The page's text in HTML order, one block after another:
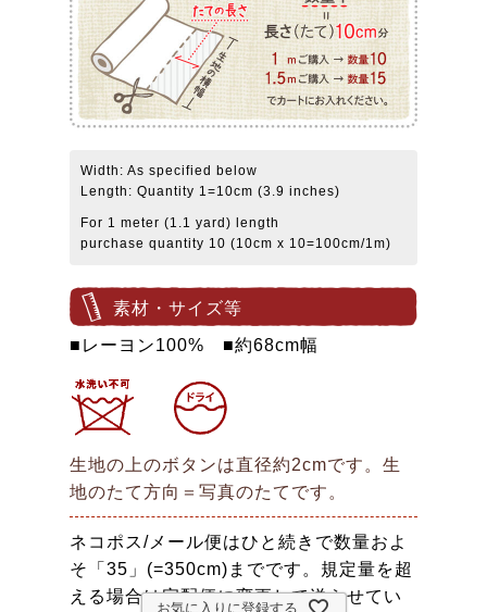
Width: As specified below
Length: Quantity 1=10cm (3.9 inches)
For 1 meter (1.1 yard) length
purchase quantity 10 (10cm x 10=100cm/1m)
素材・サイズ等
■レーヨン100% ■約68cm幅
生地の上のボタンは直径約2cmです。生
地のたて方向＝写真のたてです。
ネコポス/メール便はひと続きで数量およ
そ「35」(=350cm)までです。規定量を超
える場合は宅配便に変更して送らせてい
お気に入りに登録する